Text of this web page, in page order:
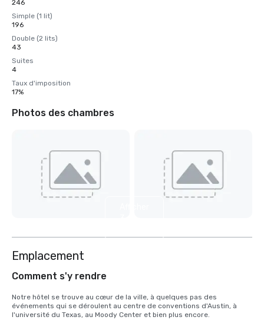
246
Simple (1 lit)
196
Double (2 lits)
43
Suites
4
Taux d'imposition
17%
Photos des chambres
Emplacement
Comment s'y rendre
Notre hôtel se trouve au cœur de la ville, à quelques pas des
événements qui se déroulent au centre de conventions d'Austin, à
l'université du Texas, au Moody Center et bien plus encore.